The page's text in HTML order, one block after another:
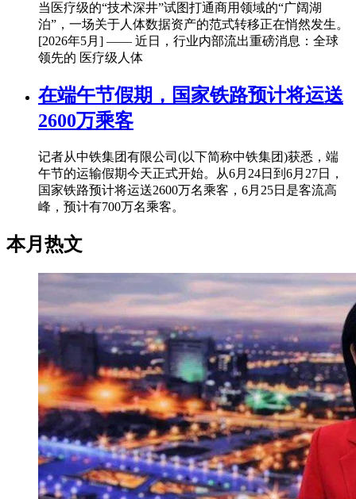
当医疗级的“技术深井”试图打通商用领域的“广阔湖
泊”，一场关于人体数据资产的范式转移正在悄然发生。
[2026年5月] —— 近日，行业内部流出重磅消息：全球
领先的 医疗级人体
在端午节假期，国家铁路预计将运送
2600万乘客
记者从中铁集团有限公司(以下简称中铁集团)获悉，端
午节的运输假期今天正式开始。从6月24日到6月27日，
国家铁路预计将运送2600万名乘客，6月25日是客流高
峰，预计有700万名乘客。
本月热文